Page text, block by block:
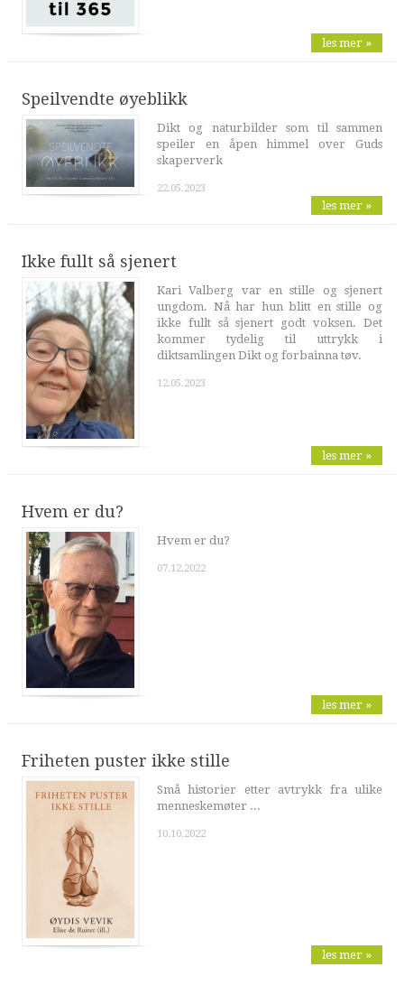
les mer »
Speilvendte øyeblikk
Dikt og naturbilder som til sammen
speiler en åpen himmel over Guds
skaperverk
22.05.2023
les mer »
Ikke fullt så sjenert
Kari Valberg var en stille og sjenert
ungdom. Nå har hun blitt en stille og
ikke fullt så sjenert godt voksen. Det
kommer tydelig til uttrykk i
diktsamlingen Dikt og forbainna tøv.
12.05.2023
les mer »
Hvem er du?
Hvem er du?
07.12.2022
les mer »
Friheten puster ikke stille
Små historier etter avtrykk fra ulike
menneskemøter ...
10.10.2022
les mer »